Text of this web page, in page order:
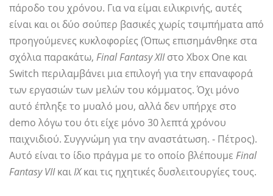
πάροδο του χρόνου. Για να είμαι ειλικρινής, αυτές
είναι και οι δύο σούπερ βασικές χωρίς τσιμπήματα από
προηγούμενες κυκλοφορίες (Όπως επισημάνθηκε στα
σχόλια παρακάτω, Final Fantasy XIIστο Xbox One και
Switch περιλαμβάνει μια επιλογή για την επαναφορά
των εργασιών των μελών του κόμματος. Όχι μόνο
αυτό έπληξε το μυαλό μου, αλλά δεν υπήρχε στο
demo λόγω του ότι είχε μόνο 30 λεπτά χρόνου
παιχνιδιού. Συγγνώμη για την αναστάτωση. - Πέτρος).
Αυτό είναι το ίδιο πράγμα με το οποίο βλέπουμε Final
Fantasy VIIκαιIXκαι τις ηχητικές δυσλειτουργίες τους.